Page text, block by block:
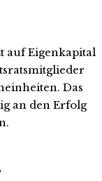
auf Eigenkapital
Das
an den Erfolg